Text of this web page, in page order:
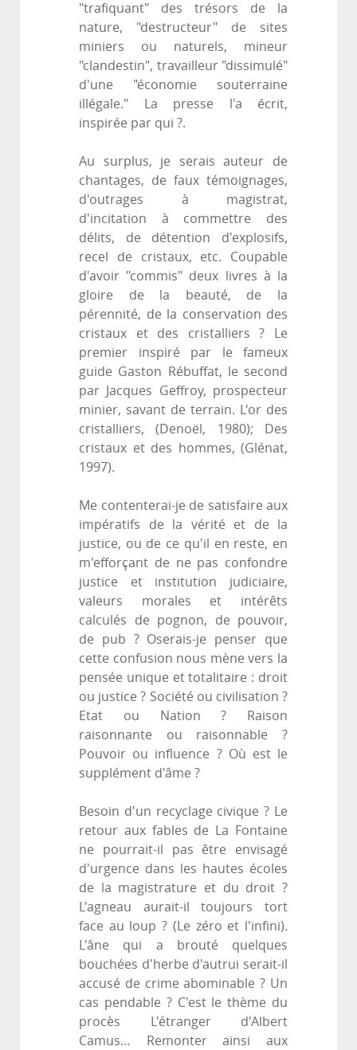
"trafiquant" des trésors de la
nature, "destructeur" de sites
miniers ou naturels, mineur
"clandestin", travailleur "dissimulé"
d'une "économie souterraine
illégale." La presse l'a écrit,
inspirée par qui ?.
Au surplus, je serais auteur de
chantages, de faux témoignages,
d'outrages à magistrat,
d'incitation à commettre des
délits, de détention d'explosifs,
recel de cristaux, etc. Coupable
d'avoir "commis" deux livres à la
gloire de la beauté, de la
pérennité, de la conservation des
cristaux et des cristalliers ? Le
premier inspiré par le fameux
guide Gaston Rébuffat, le second
par Jacques Geffroy, prospecteur
minier, savant de terrain. L'or des
cristalliers, (Denoël, 1980); Des
cristaux et des hommes, (Glénat,
1997).
Me contenterai-je de satisfaire aux
impératifs de la vérité et de la
justice, ou de ce qu'il en reste, en
m'efforçant de ne pas confondre
justice et institution judiciaire,
valeurs morales et intérêts
calculés de pognon, de pouvoir,
de pub ? Oserais-je penser que
cette confusion nous mène vers la
pensée unique et totalitaire : droit
ou justice ? Société ou civilisation ?
Etat ou Nation ? Raison
raisonnante ou raisonnable ?
Pouvoir ou influence ? Où est le
supplément d'âme ?
Besoin d'un recyclage civique ? Le
retour aux fables de La Fontaine
ne pourrait-il pas être envisagé
d'urgence dans les hautes écoles
de la magistrature et du droit ?
L'agneau aurait-il toujours tort
face au loup ? (Le zéro et l'infini).
L'âne qui a brouté quelques
bouchées d'herbe d'autrui serait-il
accusé de crime abominable ? Un
cas pendable ? C'est le thème du
procès L'étranger d'Albert
Camus… Remonter ainsi aux